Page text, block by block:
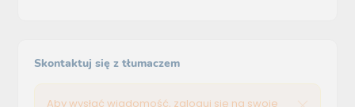
Skontaktuj się z tłumaczem
Aby wysłać wiadomość, zaloguj się na swoje